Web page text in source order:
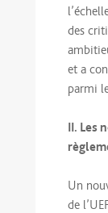
des
et a
parmi
II. Les
Un
de